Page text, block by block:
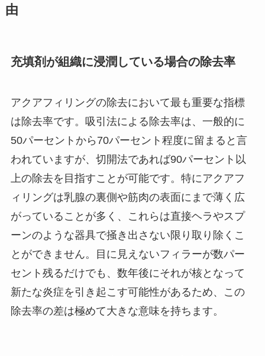
由
充填剤が組織に浸潤している場合の除去率
アクアフィリングの除去において最も重要な指標
は除去率です。吸引法による除去率は、一般的に
50パーセントから70パーセント程度に留まると言
われていますが、切開法であれば90パーセント以
上の除去を目指すことが可能です。特にアクアフ
ィリングは乳腺の裏側や筋肉の表面にまで薄く広
がっていることが多く、これらは直接ヘラやスプ
ーンのような器具で掻き出さない限り取り除くこ
とができません。目に見えないフィラーが数パー
セント残るだけでも、数年後にそれが核となって
新たな炎症を引き起こす可能性があるため、この
除去率の差は極めて大きな意味を持ちます。